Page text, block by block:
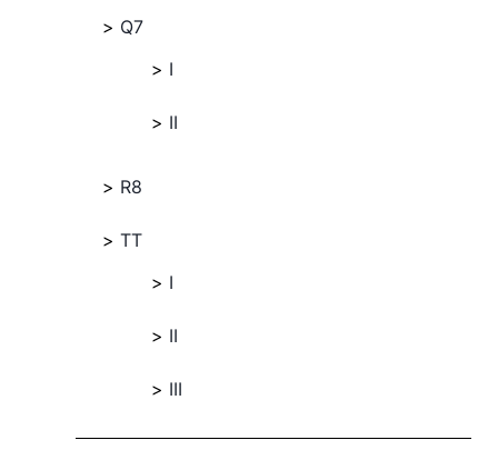
Q7
I
II
R8
TT
I
II
III